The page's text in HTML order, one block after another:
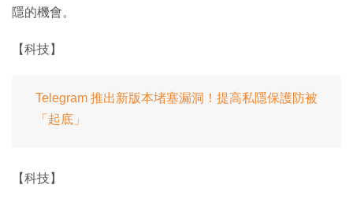
隱的機會。
【科技】
Telegram 推出新版本堵塞漏洞！提高私隱保護防被
「起底」
【科技】